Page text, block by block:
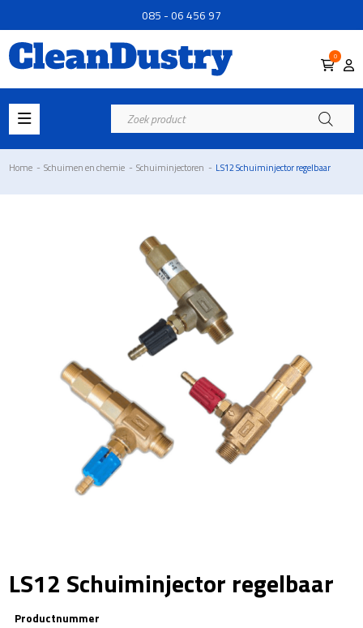
085 - 06 456 97
0
Producten
zoeken
Home - Schuimen en chemie - Schuiminjectoren - LS12 Schuiminjector regelbaar
LS12 Schuiminjector regelbaar
Productnummer